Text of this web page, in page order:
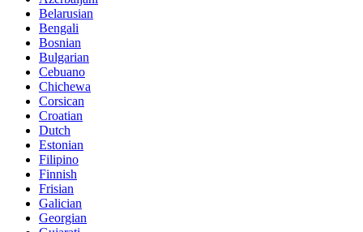
Belarusian
Bengali
Bosnian
Bulgarian
Cebuano
Chichewa
Corsican
Croatian
Dutch
Estonian
Filipino
Finnish
Frisian
Galician
Georgian